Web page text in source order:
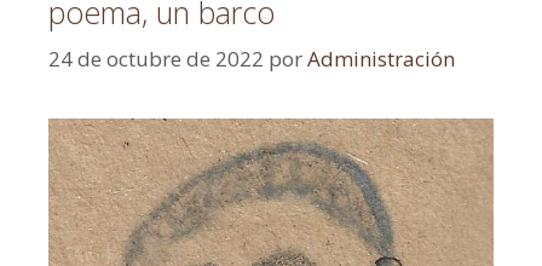
poema, un barco
24 de octubre de 2022 porAdministración